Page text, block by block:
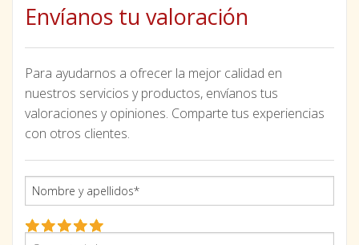
Envíanos tu valoración
Para ayudarnos a ofrecer la mejor calidad en
nuestros servicios y productos, envíanos tus
valoraciones y opiniones. Comparte tus experiencias
con otros clientes.